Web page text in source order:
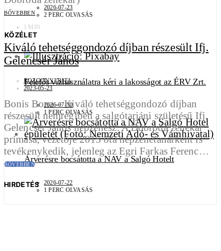
2026-07-23
2 PERC OLVASÁS
KÖZÉLET
Felelős vízhasználatra kéri a lakosságot az ÉRV Zrt.
2026-07-30
1 PERC OLVASÁS
Árverésre bocsátotta a NAV a Salgó Hotelt
2026-07-22
1 PERC OLVASÁS
BŐVEBBEN
1 MIN
Kiváló tehetséggondozó díjban részesült Ifj.
Gelencsér János
ROZGONYI RITA
2023-05-23
Bonis Bona – Kiváló tehetséggondozó díjban
részesült nemrégiben a salgótarjáni születésű Ifj.
Gelencsér János népzenész. A Dobroda zenekar
prímása, vezetője 2015 óta népzenetanárként is
tevékenykedik, jelenleg az Egri Farkas Ferenc…
BŐVEBBEN
HIRDETÉS